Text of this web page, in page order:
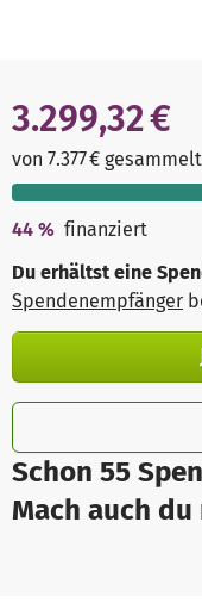
Schon 55
Mach auch du
3.299,32 €
von 7.377 € gesammelt
44 % finanziert
Du erhältst eine
Spendenempfänger